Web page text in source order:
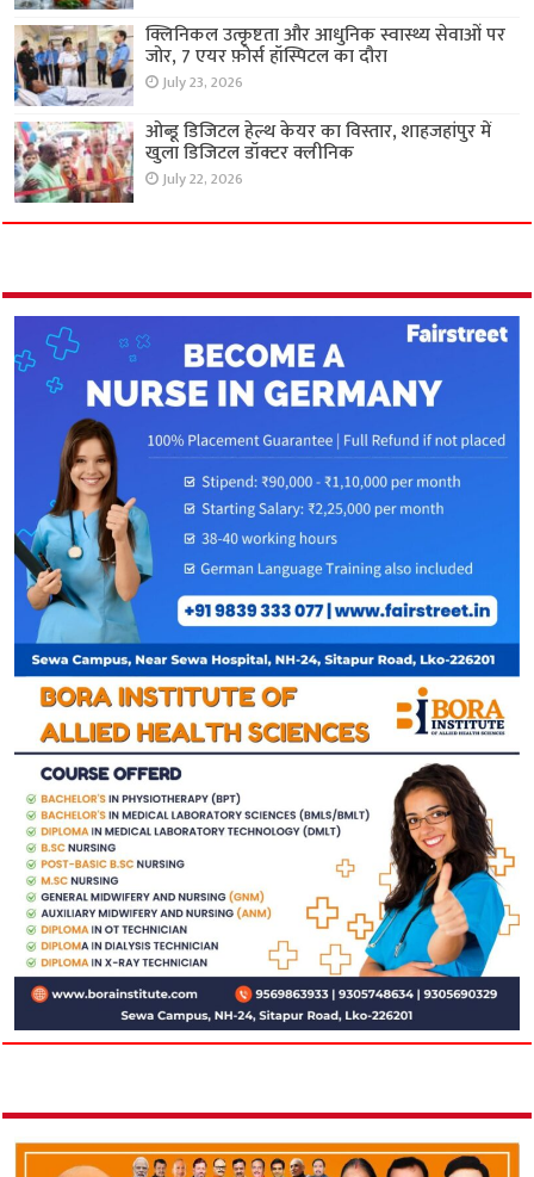
क्लिनिकल उत्कृष्टता और आधुनिक स्वास्थ्य सेवाओं पर
जोर, 7 एयर फ़ोर्स हॉस्पिटल का दौरा
July 23, 2026
ओब्डू डिजिटल हेल्थ केयर का विस्तार, शाहजहांपुर में
खुला डिजिटल डॉक्टर क्लीनिक
July 22, 2026